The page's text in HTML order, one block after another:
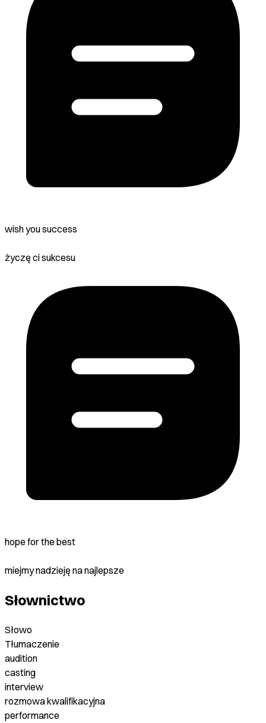
wish you success
życzę ci sukcesu
hope for the best
miejmy nadzieję na najlepsze
Słownictwo
Słowo
Tłumaczenie
audition
casting
interview
rozmowa kwalifikacyjna
performance